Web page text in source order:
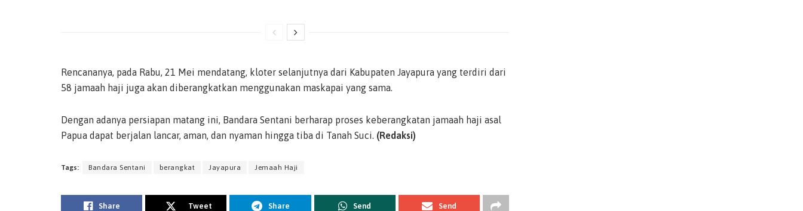
Rencananya, pada Rabu, 21 Mei mendatang, kloter selanjutnya dari Kabupaten Jayapura yang terdiri dari
58 jamaah haji juga akan diberangkatkan menggunakan maskapai yang sama.
Dengan adanya persiapan matang ini, Bandara Sentani berharap proses keberangkatan jamaah haji asal
Papua dapat berjalan lancar, aman, dan nyaman hingga tiba di Tanah Suci. (Redaksi)
Tags: Bandara Sentani berangkat Jayapura Jemaah Haji
Share Tweet Share Send Send